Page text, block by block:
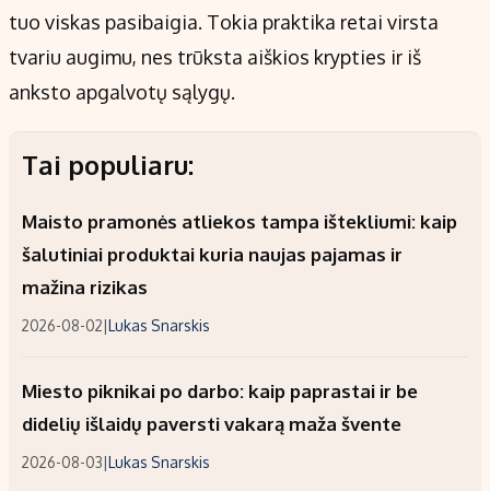
tuo viskas pasibaigia. Tokia praktika retai virsta
tvariu augimu, nes trūksta aiškios krypties ir iš
anksto apgalvotų sąlygų.
Tai populiaru:
Maisto pramonės atliekos tampa ištekliumi: kaip
šalutiniai produktai kuria naujas pajamas ir
mažina rizikas
2026-08-02|Lukas Snarskis
Miesto piknikai po darbo: kaip paprastai ir be
didelių išlaidų paversti vakarą maža švente
2026-08-03|Lukas Snarskis